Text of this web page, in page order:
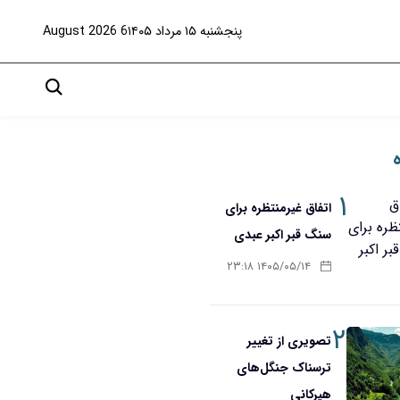
پنجشنبه ۱۵ مرداد ۱۴۰۵ 6 August 2026
۱ اتفاق غیرمنتظره برای
سنگ قبر اکبر عبدی
۱۴۰۵/۰۵/۱۴ ۲۳:۱۸
۲تصویری از تغییر
ترسناک جنگل‌های
هیرکانی